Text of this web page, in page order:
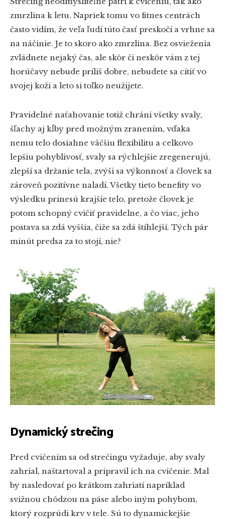
zmrzlina k letu. Napriek tomu vo fitnes centrách
často vidím, že veľa ľudí túto časť preskočí a vrhne sa
na náčinie. Je to skoro ako zmrzlina. Bez osvieženia
zvládnete nejaký čas, ale skôr či neskôr vám z tej
horúčavy nebude príliš dobre, nebudete sa cítiť vo
svojej koži a leto si toľko neužijete.
Pravidelné naťahovanie totiž chráni všetky svaly,
šľachy aj kĺby pred možným zranením, vďaka
nemu telo dosiahne väčšiu flexibilitu a celkovo
lepšiu pohyblivosť, svaly sa rýchlejšie zregenerujú,
zlepší sa držanie tela, zvýši sa výkonnosť a človek sa
zároveň pozitívne naladí. Všetky tieto benefity vo
výsledku prinesú krajšie telo, pretože človek je
potom schopný cvičiť pravidelne, a čo viac, jeho
postava sa zdá vyššia, čiže sa zdá štíhlejší. Tých pár
minút predsa za to stojí, nie?
Dynamický strečing
Pred cvičením sa od strečingu vyžaduje, aby svaly
zahrial, naštartoval a pripravil ich na cvičenie. Mal
by nasledovať po krátkom zahriatí napríklad
svižnou chôdzou na páse alebo iným pohybom,
ktorý rozprúdi krv v tele. Sú to dynamickejšie